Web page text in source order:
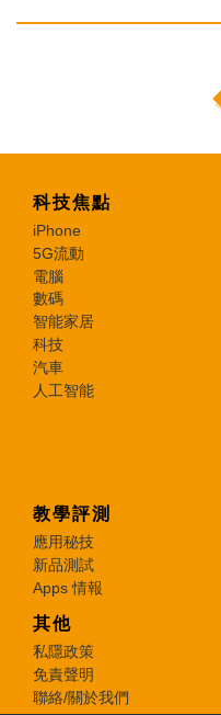
科技焦點
iPhone
5G流動
電腦
數碼
智能家居
科技
汽車
人工智能
教學評測
應用秘技
新品測試
Apps 情報
其他
私隱政策
免責聲明
聯絡/關於我們